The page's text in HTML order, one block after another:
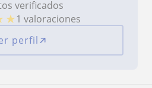
verificados
★1 valoraciones
perfil